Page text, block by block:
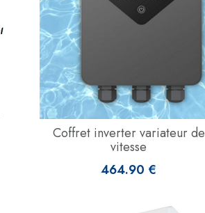
Coffret inverter variateur de
vitesse
464.90 €